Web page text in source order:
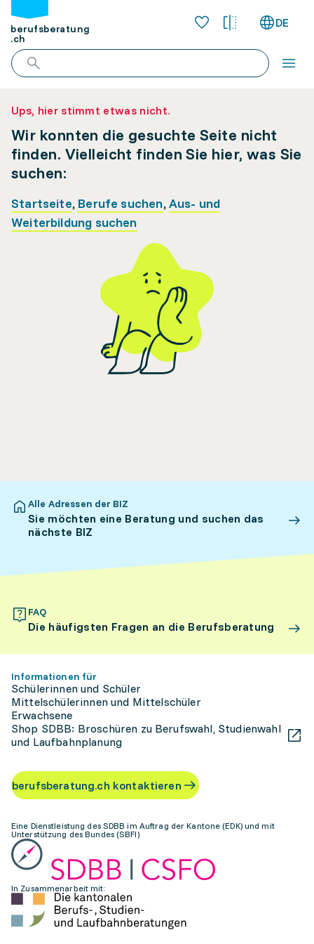
berufsberatung
.ch
DE
Ups, hier stimmt etwas nicht.
Wir konnten die gesuchte Seite nicht
finden. Vielleicht finden Sie hier, was Sie
suchen:
Startseite, Berufe suchen,Aus- und
Weiterbildung suchen
Alle Adressen der BIZ
Sie möchten eine Beratung und suchen das
nächste BIZ
FAQ
Die häufigsten Fragen an die Berufsberatung
Informationen für
Schülerinnen und Schüler
Mittelschülerinnen und Mittelschüler
Erwachsene
Shop SDBB: Broschüren zu Berufswahl, Studienwahl
und Laufbahnplanung
berufsberatung.ch kontaktieren
Eine Dienstleistung des SDBB im Auftrag der Kantone (EDK) und mit
Unterstützung des Bundes (SBFI)
In Zusammenarbeit mit: